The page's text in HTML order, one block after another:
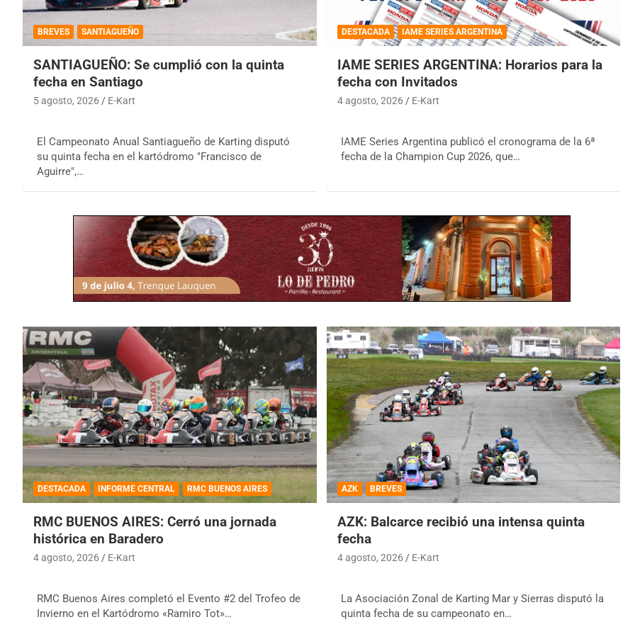
BREVES SANTIAGUEÑO
SANTIAGUEÑO: Se cumplió con la quinta
fecha en Santiago
5 agosto, 2026 E-Kart
El Campeonato Anual Santiagueño de Karting disputó
su quinta fecha en el kartódromo "Francisco de
Aguirre",…
DESTACADA IAME SERIES ARGENTINA
IAME SERIES ARGENTINA: Horarios para la
fecha con Invitados
4 agosto, 2026 E-Kart
IAME Series Argentina publicó el cronograma de la 6ª
fecha de la Champion Cup 2026, que…
DESTACADA INFORME CENTRAL RMC BUENOS AIRES
RMC BUENOS AIRES: Cerró una jornada
histórica en Baradero
4 agosto, 2026 E-Kart
RMC Buenos Aires completó el Evento #2 del Trofeo de
Invierno en el Kartódromo «Ramiro Tot»…
AZK BREVES
AZK: Balcarce recibió una intensa quinta
fecha
4 agosto, 2026 E-Kart
La Asociación Zonal de Karting Mar y Sierras disputó la
quinta fecha de su campeonato en…